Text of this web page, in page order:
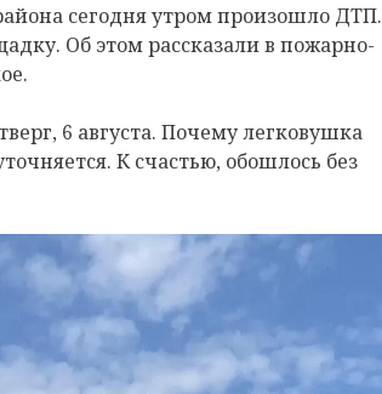
сегодня утром произошло ДТП.
Об этом рассказали в пожарно-
6 августа. Почему легковушка
К счастью, обошлось без